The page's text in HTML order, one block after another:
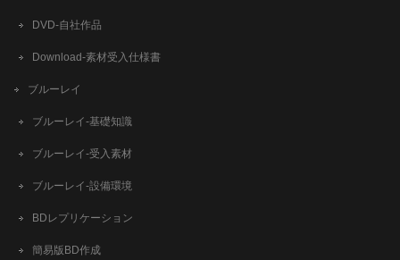
DVD-自社作品
​Download-素材受入仕様書
ブルーレイ
ブルーレイ-基礎知識
ブルーレイ-受入素材
ブルーレイ-設備環境
BDレプリケーション
簡易版BD作成